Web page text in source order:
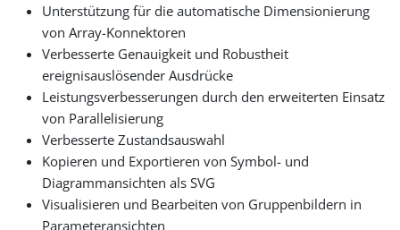
Unterstützung für die automatische Dimensionierung
von Array-Konnektoren
Verbesserte Genauigkeit und Robustheit
ereignisauslösender Ausdrücke
Leistungsverbesserungen durch den erweiterten Einsatz
von Parallelisierung
Verbesserte Zustandsauswahl
Kopieren und Exportieren von Symbol- und
Diagrammansichten als SVG
Visualisieren und Bearbeiten von Gruppenbildern in
Parameteransichten